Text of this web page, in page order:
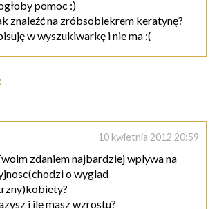
pomoc :)
znaleźć na zróbsobiekrem keratynę?
w wyszukiwarkę i nie ma :(
10 kwietnia 2012 20:59
zdaniem najbardziej wplywa na
o wyglad
i ile masz wzrostu?